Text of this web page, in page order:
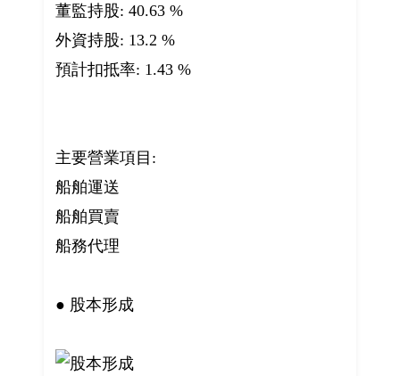
董監持股: 40.63 %
外資持股: 13.2 %
預計扣抵率: 1.43 %
主要營業項目:
船舶運送
船舶買賣
船務代理
● 股本形成